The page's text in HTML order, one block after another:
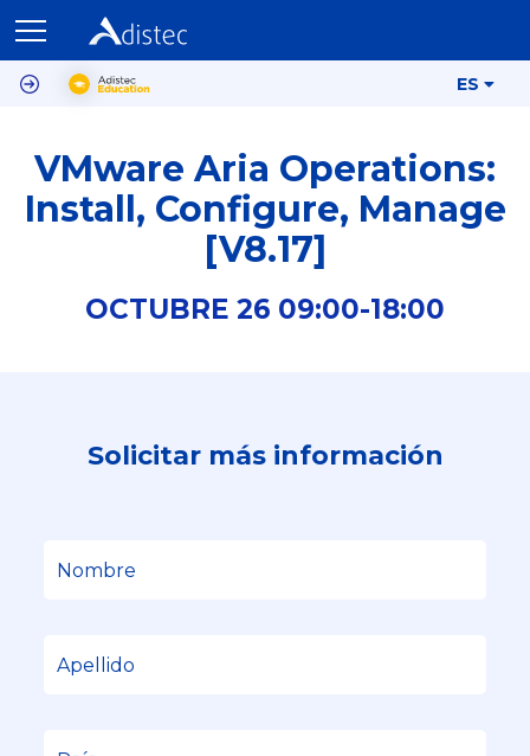
ES
VMware Aria Operations:
Install, Configure, Manage
[V8.17]
OCTUBRE 26 09:00-18:00
Solicitar más información